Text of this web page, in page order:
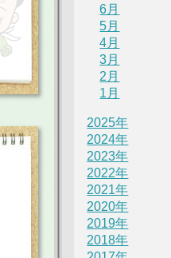
6月
5月
4月
3月
2月
1月
2025年
2024年
2023年
2022年
2021年
2020年
2019年
2018年